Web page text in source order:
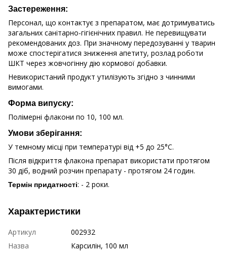
Застереження:
Персонал, що контактує з препаратом, має дотримуватись
загальних санітарно-гігієнічних правил. Не перевищувати
рекомендованих доз. При значному передозуванні у тварин
може спостерігатися зниження апетиту, розлад роботи
ШКТ через жовчогінну дію кормової добавки.
Невикористаний продукт утилізують згідно з чинними
вимогами.
Форма випуску:
Полімерні флакони по 10, 100 мл.
Умови зберігання:
У темному місці при температурі від +5 до 25°С.
Після відкриття флакона препарат використати протягом
30 діб, водний розчин препарату - протягом 24 годин.
Термін придатності: - 2 роки.
Характеристики
Артикул
002932
Назва
Карсилін, 100 мл